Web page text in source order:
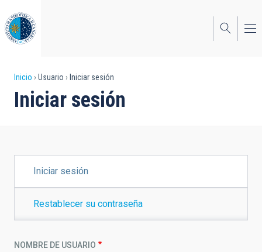
al
contenido
principal
Sobrescribir
enlaces
la
navegación
Inicio Usuario Iniciar sesión
Iniciar sesión
PRINCIPALES
Iniciar sesión
Restablecer su contraseña
NOMBRE DE USUARIO